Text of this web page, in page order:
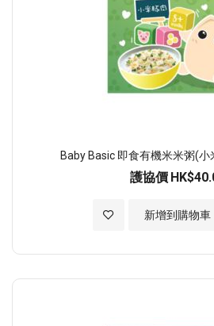
Baby Basic 即食有機米米粥(
護協價
新增到購物車
加入至願望清單